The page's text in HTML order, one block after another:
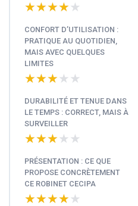
★★★★★
★★★★★
CONFORT D’UTILISATION :
PRATIQUE AU QUOTIDIEN,
MAIS AVEC QUELQUES
LIMITES
★★★★★
★★★★★
DURABILITÉ ET TENUE DANS
LE TEMPS : CORRECT, MAIS À
SURVEILLER
★★★★★
★★★★★
PRÉSENTATION : CE QUE
PROPOSE CONCRÈTEMENT
CE ROBINET CECIPA
★★★★★
★★★★★